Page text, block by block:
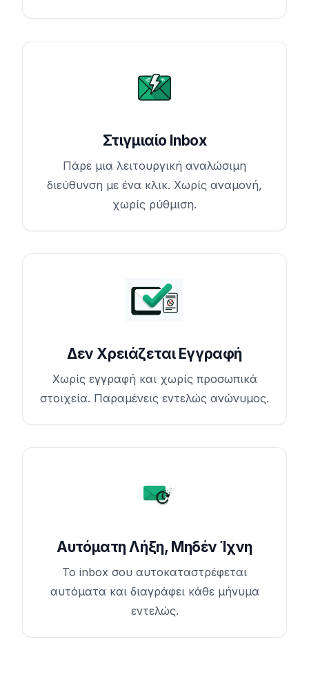
Στιγμιαίο Inbox
Πάρε μια λειτουργική αναλώσιμη
διεύθυνση με ένα κλικ. Χωρίς αναμονή,
χωρίς ρύθμιση.
Δεν Χρειάζεται Εγγραφή
Χωρίς εγγραφή και χωρίς προσωπικά
στοιχεία. Παραμένεις εντελώς ανώνυμος.
Αυτόματη Λήξη, Μηδέν Ίχνη
Το inbox σου αυτοκαταστρέφεται
αυτόματα και διαγράφει κάθε μήνυμα
εντελώς.